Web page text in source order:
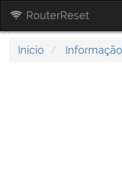
RouterReset
Início Informação